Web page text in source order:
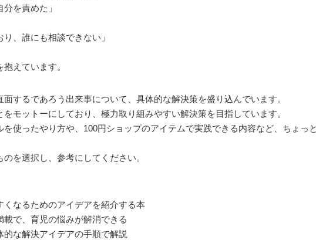
を責めた」
、誰にも相談できない」
えています。
するであろう出来事について、具体的な解決策を盛り込んでいます。
モットーにしており、極力取り組みやすい解決策を目指しています。
使ったやり方や、100円ショップのアイテムで実践できる内容など、ちょっ
を選択し、参考にしてください。
くなるためのアイデアを紹介する本
載で、育児の悩みが解消できる
な解決アイデアの手順で解説